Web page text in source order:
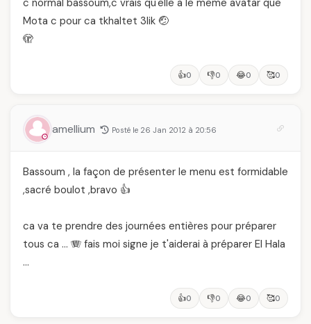
Mota c pour ca tkhaltet 3lik 🤕
🫣
👍0 👎0 😂0 🥰0
amellium Posté le 26 Jan 2012 à 20:56
Bassoum , la façon de présenter le menu est formidable
,sacré boulot ,bravo 👍
ca va te prendre des journées entières pour préparer
tous ca … 🪗 fais moi signe je t'aiderai à préparer El Hala
…
👍0 👎0 😂0 🥰0